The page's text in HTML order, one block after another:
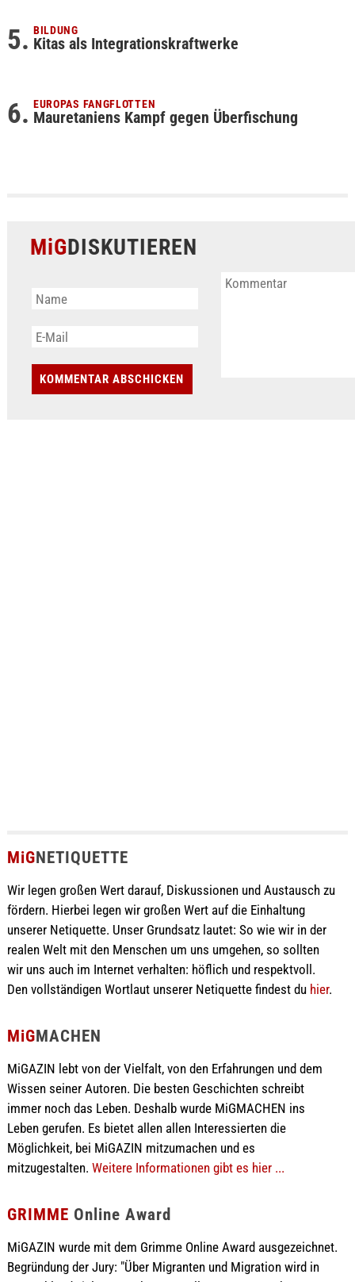
BILDUNG
Kitas als Integrationskraftwerke
EUROPAS FANGFLOTTEN
Mauretaniens Kampf gegen Überfischung
MiGDISKUTIEREN
MiGNETIQUETTE
Wir legen großen Wert darauf, Diskussionen und Austausch zu
fördern. Hierbei legen wir großen Wert auf die Einhaltung
unserer Netiquette. Unser Grundsatz lautet: So wie wir in der
realen Welt mit den Menschen um uns umgehen, so sollten
wir uns auch im Internet verhalten: höflich und respektvoll.
Den vollständigen Wortlaut unserer Netiquette findest du hier.
MiGMACHEN
MiGAZIN lebt von der Vielfalt, von den Erfahrungen und dem
Wissen seiner Autoren. Die besten Geschichten schreibt
immer noch das Leben. Deshalb wurde MiGMACHEN ins
Leben gerufen. Es bietet allen allen Interessierten die
Möglichkeit, bei MiGAZIN mitzumachen und es
mitzugestalten. Weitere Informationen gibt es hier ...
GRIMME Online Award
MiGAZIN wurde mit dem Grimme Online Award ausgezeichnet.
Begründung der Jury: "Über Migranten und Migration wird in